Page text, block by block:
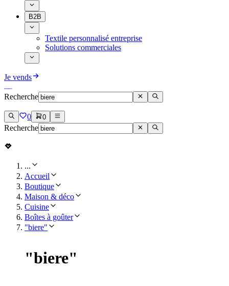
B2B
Textile personnalisé entreprise
Solutions commerciales
Je vends
Recherche
0 0
Recherche
...
Accueil
Boutique
Maison & déco
Cuisine
Boîtes à goûter
"biere"
"biere"